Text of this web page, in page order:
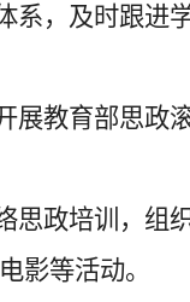
系，及时跟
展教育部思政
思政培训，组
影等活动。